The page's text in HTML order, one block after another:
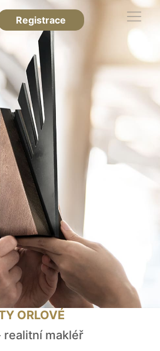
Registrace
ORLOVÉ
realitní makléř